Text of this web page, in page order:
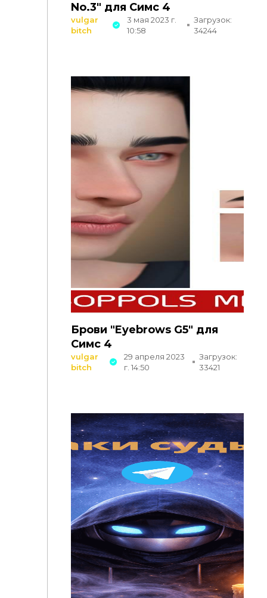
No.3" для Симс 4
vulgar
bitch
3 мая 2023 г.
10:58
Загрузок:
34244
Брови "Eyebrows G5" для
Симс 4
vulgar
bitch
29 апреля 2023
г. 14:50
Загрузок:
33421